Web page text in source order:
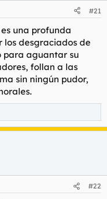
#21
una profunda
los desgraciados de
para aguantar su
follan a las
sin ningún pudor,
#22